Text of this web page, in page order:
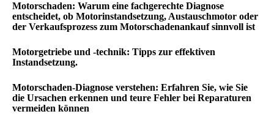
Motorschaden: Warum eine fachgerechte Diagnose
entscheidet, ob Motorinstandsetzung, Austauschmotor oder
der Verkaufsprozess zum Motorschadenankauf sinnvoll ist
Motorgetriebe und -technik: Tipps zur effektiven
Instandsetzung.
Motorschaden-Diagnose verstehen: Erfahren Sie, wie Sie
die Ursachen erkennen und teure Fehler bei Reparaturen
vermeiden können